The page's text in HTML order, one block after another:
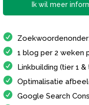
Ik wil meer
1 blog per 2 weken
Linkbuilding (tier 1 &
Optimalisatie
Google Search